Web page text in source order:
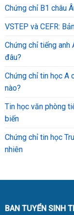
Chứng chỉ B1 châu
VSTEP và CEFR:
Chứng chỉ tiếng anh
đâu?
Chứng chỉ tin học A
nào?
Tin học văn phòng
biến
Chứng chỉ tin học
nhiên
BAN TUYỂN SINH